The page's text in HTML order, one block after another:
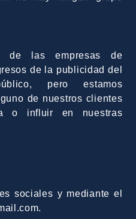
de las empresas de
de la publicidad del
pero estamos
de nuestros clientes
o influir en nuestras
sociales y mediante el